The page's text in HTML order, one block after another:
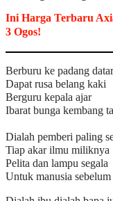
Ini Harga Terbaru
3 Ogos!
Berburu ke padang datar
Dapat rusa belang kaki
Berguru kepala ajar
Ibarat bunga kembang
Dialah pemberi paling
Tiap akar ilmu miliknya
Pelita dan lampu segala
Untuk manusia